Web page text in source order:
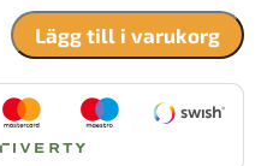
Lägg till i varukorg